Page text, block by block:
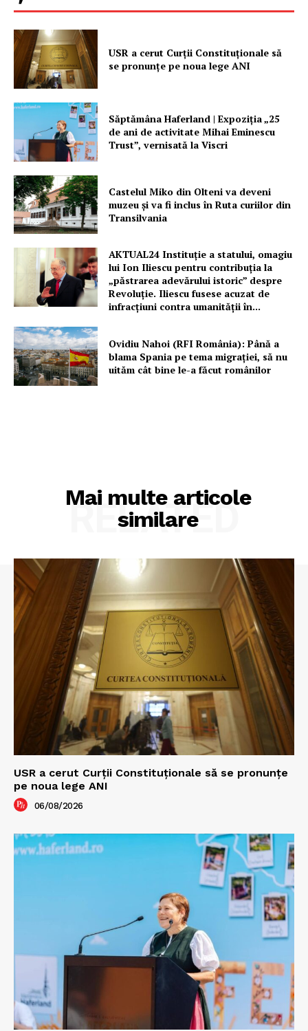
USR a cerut Curții Constituționale să
se pronunțe pe noua lege ANI
Săptămâna Haferland | Expoziţia „25
de ani de activitate Mihai Eminescu
Trust”, vernisată la Viscri
Castelul Miko din Olteni va deveni
muzeu şi va fi inclus în Ruta curiilor din
Transilvania
AKTUAL24 Instituție a statului, omagiu
lui Ion Iliescu pentru contribuția la
„păstrarea adevărului istoric” despre
Revoluție. Iliescu fusese acuzat de
infracțiuni contra umanității în...
Ovidiu Nahoi (RFI România): Până a
blama Spania pe tema migrației, să nu
uităm cât bine le-a făcut românilor
Mai multe articole
similare
RELATED
USR a cerut Curții Constituționale să se pronunțe
pe noua lege ANI
06/08/2026